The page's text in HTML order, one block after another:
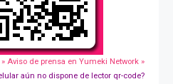
» Aviso de prensa en Yumeki Network »
aún no dispone de lector qr-code?